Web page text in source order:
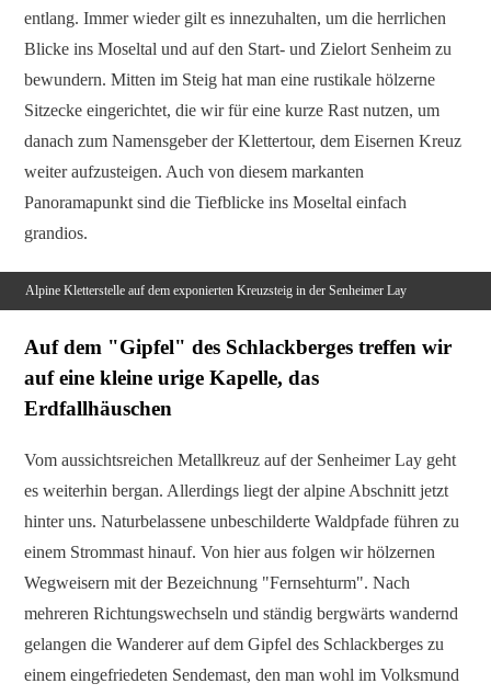
entlang. Immer wieder gilt es innezuhalten, um die herrlichen
Blicke ins Moseltal und auf den Start- und Zielort Senheim zu
bewundern. Mitten im Steig hat man eine rustikale hölzerne
Sitzecke eingerichtet, die wir für eine kurze Rast nutzen, um
danach zum Namensgeber der Klettertour, dem Eisernen Kreuz
weiter aufzusteigen. Auch von diesem markanten
Panoramapunkt sind die Tiefblicke ins Moseltal einfach
grandios.
Alpine Kletterstelle auf dem exponierten Kreuzsteig in der Senheimer Lay
Auf dem "Gipfel" des Schlackberges treffen wir
auf eine kleine urige Kapelle, das
Erdfallhäuschen
Vom aussichtsreichen Metallkreuz auf der Senheimer Lay geht
es weiterhin bergan. Allerdings liegt der alpine Abschnitt jetzt
hinter uns. Naturbelassene unbeschilderte Waldpfade führen zu
einem Strommast hinauf. Von hier aus folgen wir hölzernen
Wegweisern mit der Bezeichnung "Fernsehturm". Nach
mehreren Richtungswechseln und ständig bergwärts wandernd
gelangen die Wanderer auf dem Gipfel des Schlackberges zu
einem eingefriedeten Sendemast, den man wohl im Volksmund